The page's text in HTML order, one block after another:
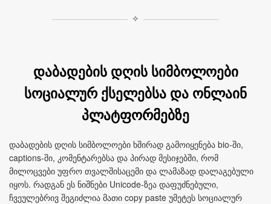
✧
დაბადების დღის სიმბოლოები
სოციალურ ქსელებსა და ონლაინ
პლატფორმებზე
დაბადების დღის სიმბოლოები ხშირად გამოიყენება bio-ში,
captions-ში, კომენტარებსა და პირად მესიჯებში, რომ
მილოცვები უფრო თვალშისაცემი და ლამაზად დალაგებული
იყოს. რადგან ეს ნიშნები Unicode-ზეა დაფუძნებული,
ჩვეულებრივ შეგიძლია მათი copy paste უმეტეს სოციალურ